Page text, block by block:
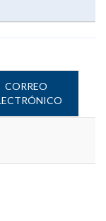
CORREO